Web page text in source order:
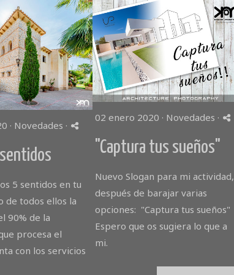
· Novedades ·
5 sentidos en tu
de todos ellos la
90% de la
procesa el
con los servicios
02 enero 2020 · Novedades ·
"Captura tus sueños"
Nuevo Slogan para mi actividad,
después de barajar varias
opciones: "Captura tus sueños"
Espero que os sugiera lo que a
mi.